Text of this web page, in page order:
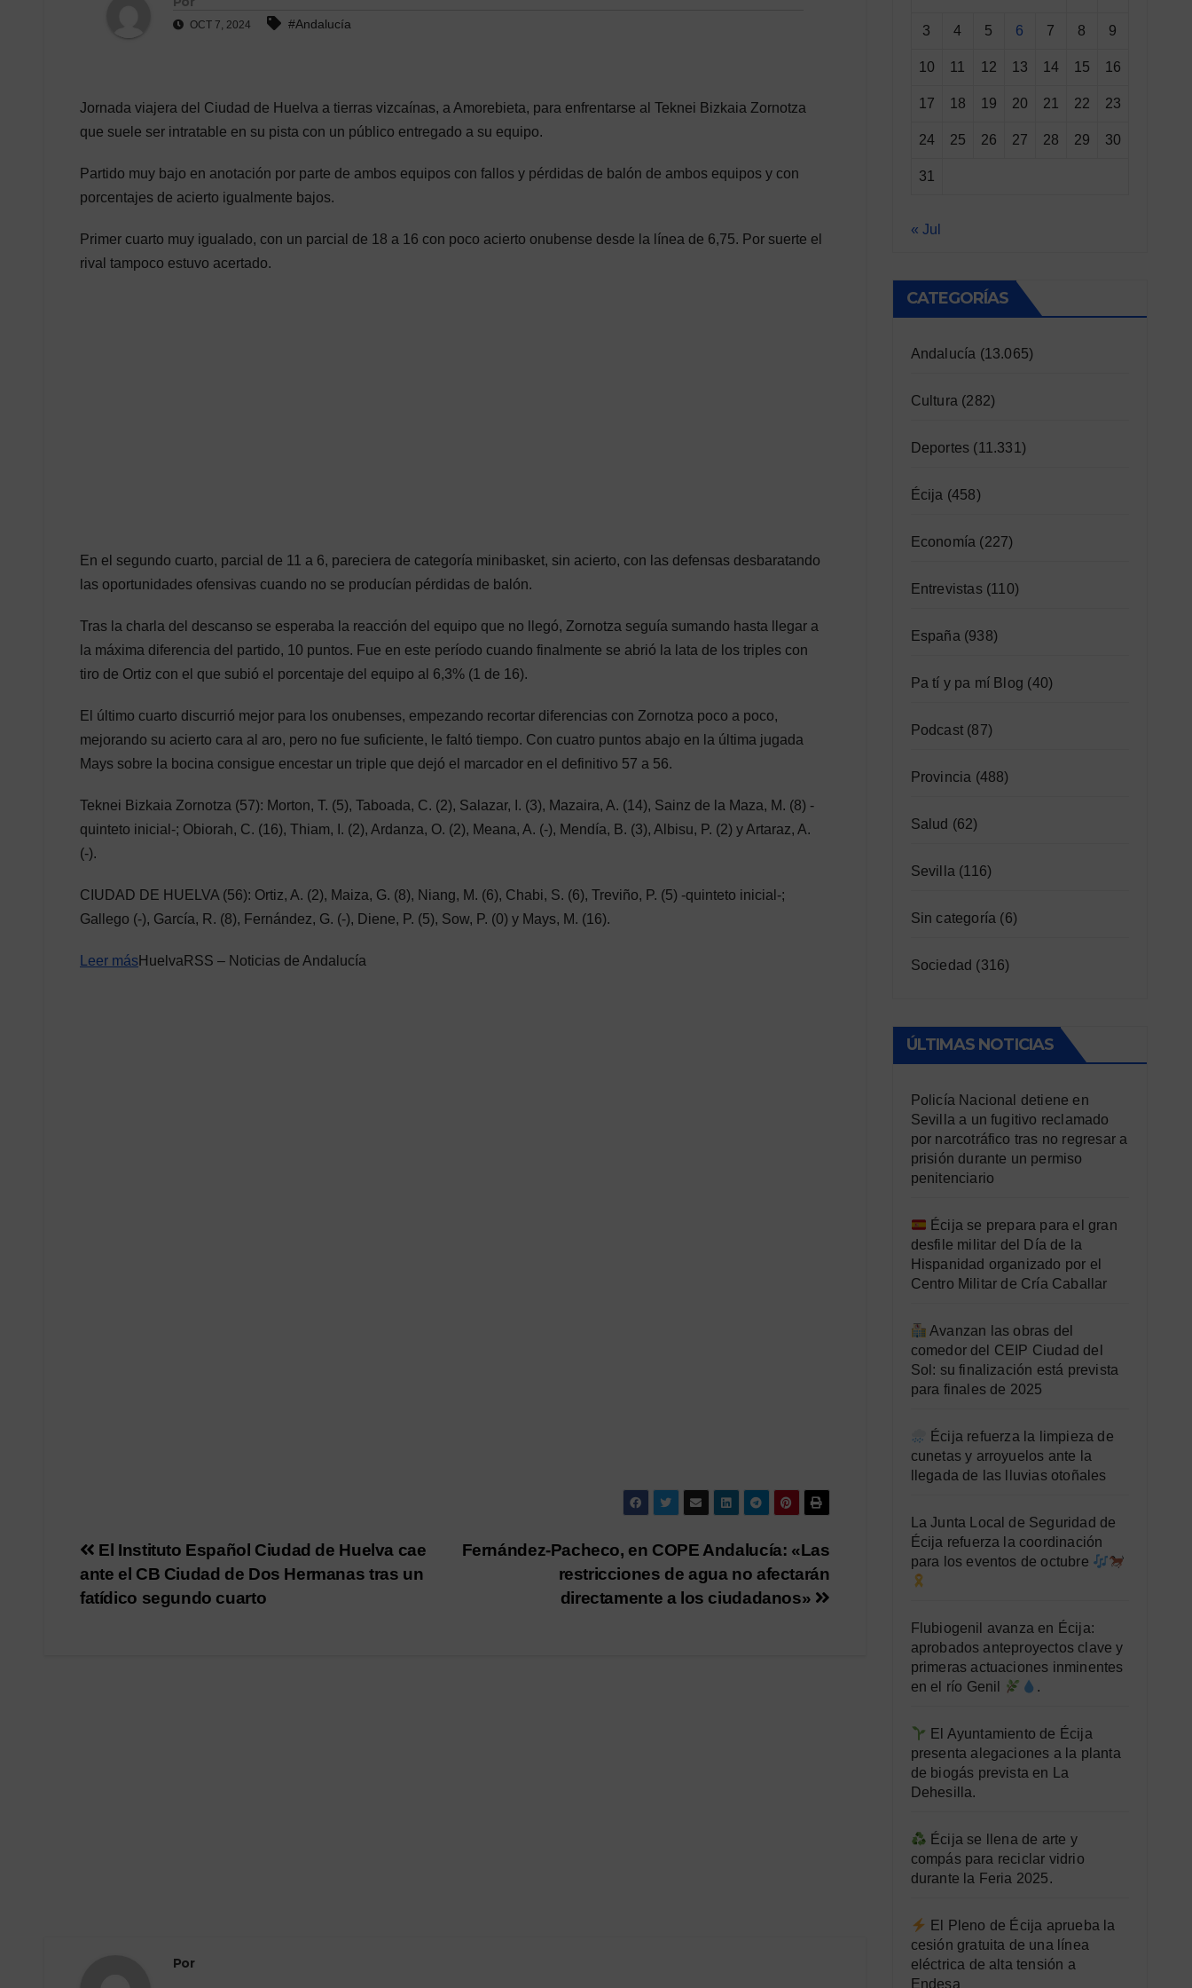
OCT 7, 2024 #Andalucía
Jornada viajera del Ciudad de Huelva a tierras vizcaínas, a Amorebieta, para enfrentarse al Teknei Bizkaia Zornotza
que suele ser intratable en su pista con un público entregado a su equipo.
Partido muy bajo en anotación por parte de ambos equipos con fallos y pérdidas de balón de ambos equipos y con
porcentajes de acierto igualmente bajos.
Primer cuarto muy igualado, con un parcial de 18 a 16 con poco acierto onubense desde la línea de 6,75. Por suerte el
rival tampoco estuvo acertado.
En el segundo cuarto, parcial de 11 a 6, pareciera de categoría minibasket, sin acierto, con las defensas desbaratando
las oportunidades ofensivas cuando no se producían pérdidas de balón.
Tras la charla del descanso se esperaba la reacción del equipo que no llegó, Zornotza seguía sumando hasta llegar a
la máxima diferencia del partido, 10 puntos. Fue en este período cuando finalmente se abrió la lata de los triples con
tiro de Ortiz con el que subió el porcentaje del equipo al 6,3% (1 de 16).
El último cuarto discurrió mejor para los onubenses, empezando recortar diferencias con Zornotza poco a poco,
mejorando su acierto cara al aro, pero no fue suficiente, le faltó tiempo. Con cuatro puntos abajo en la última jugada
Mays sobre la bocina consigue encestar un triple que dejó el marcador en el definitivo 57 a 56.
Teknei Bizkaia Zornotza (57): Morton, T. (5), Taboada, C. (2), Salazar, I. (3), Mazaira, A. (14), Sainz de la Maza, M. (8) -
quinteto inicial-; Obiorah, C. (16), Thiam, I. (2), Ardanza, O. (2), Meana, A. (-), Mendía, B. (3), Albisu, P. (2) y Artaraz, A.
(-).
CIUDAD DE HUELVA (56): Ortiz, A. (2), Maiza, G. (8), Niang, M. (6), Chabi, S. (6), Treviño, P. (5) -quinteto inicial-;
Gallego (-), García, R. (8), Fernández, G. (-), Diene, P. (5), Sow, P. (0) y Mays, M. (16).
Leer másHuelvaRSS – Noticias de Andalucía
Navegación
de
Fernández-Pacheco, en COPE Andalucía: «Las
restricciones de agua no afectarán
directamente a los ciudadanos»
El Instituto Español Ciudad de Huelva cae
ante el CB Ciudad de Dos Hermanas tras un
fatídico segundo cuarto
Por
3 4 5 6 7 8 9
10 11 12 13 14 15 16
17 18 19 20 21 22 23
24 25 26 27 28 29 30
31
« Jul
CATEGORÍAS
Andalucía (13.065)
Cultura (282)
Deportes (11.331)
Écija (458)
Economía (227)
Entrevistas(110)
España (938)
Pa tí y pa mí Blog (40)
Podcast(87)
Provincia (488)
Salud (62)
Sevilla (116)
Sin categoría (6)
Sociedad (316)
ÚLTIMAS NOTICIAS
Policía Nacional detiene en
Sevilla a un fugitivo reclamado
por narcotráfico tras no regresar a
prisión durante un permiso
penitenciario
Écija se prepara para el gran
desfile militar del Día de la
Hispanidad organizado por el
Centro Militar de Cría Caballar
Avanzan las obras del
comedor del CEIP Ciudad del
Sol: su finalización está prevista
para finales de 2025
Écija refuerza la limpieza de
cunetas y arroyuelos ante la
llegada de las lluvias otoñales
La Junta Local de Seguridad de
Écija refuerza la coordinación
para los eventos de octubre
Flubiogenil avanza en Écija:
aprobados anteproyectos clave y
primeras actuaciones inminentes
en el río Genil
.
El Ayuntamiento de Écija
presenta alegaciones a la planta
de biogás prevista en La
Dehesilla.
Écija se llena de arte y
compás para reciclar vidrio
durante la Feria 2025.
El Pleno de Écija aprueba la
cesión gratuita de una línea
eléctrica de alta tensión a
Endesa